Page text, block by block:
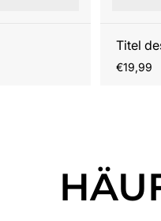
Titel
Regulärer
€19,99